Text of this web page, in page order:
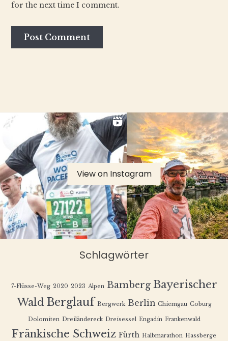
for the next time I comment.
View on Instagram
Schlagwörter
7-Flüsse-Weg 2020 2023 Alpen Bamberg Bayerischer
Wald Berglauf Bergwerk Berlin Chiemgau Coburg
Dolomiten Dreiländereck Dreisessel Engadin Frankenwald
Fränkische Schweiz Fürth Halbmarathon Hassberge